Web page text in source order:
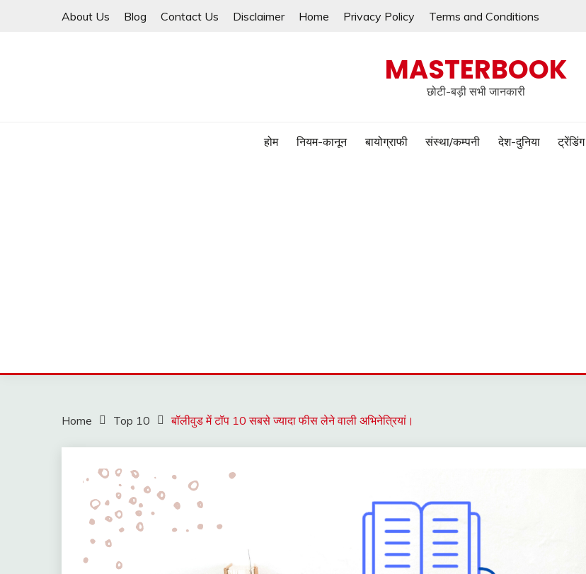
About Us Blog Contact Us Disclaimer Home Privacy Policy Terms and Conditions
MASTERBOOK
छोटी-बड़ी सभी जानकारी
होम नियम-कानून बायोग्राफी संस्था/कम्पनी देश-दुनिया ट्रेंडिंग
Home Top 10 बॉलीवुड में टॉप 10 सबसे ज्यादा फीस लेने वाली अभिनेत्रियां।